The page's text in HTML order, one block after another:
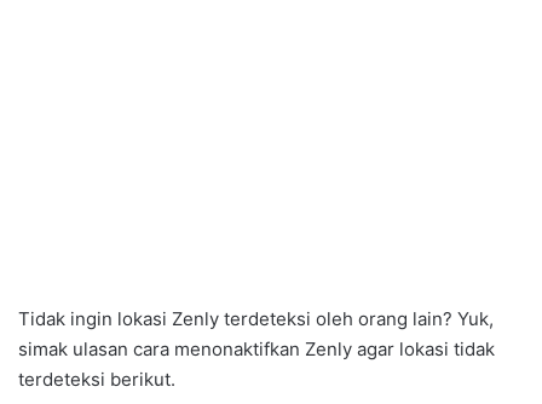
Tidak ingin lokasi Zenly terdeteksi oleh orang lain? Yuk,
simak ulasan cara menonaktifkan Zenly agar lokasi tidak
terdeteksi berikut.